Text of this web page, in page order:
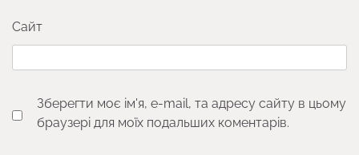
Сайт
Зберегти моє ім'я, e-mail, та адресу сайту в цьому
браузері для моїх подальших коментарів.